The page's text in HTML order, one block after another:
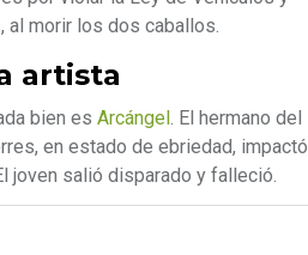
al morir los dos caballos.
artista
bien es Arcángel . El hermano del
en estado de ebriedad, impactó
joven salió disparado y falleció.